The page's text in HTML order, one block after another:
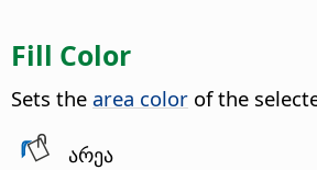
Fill Color
Sets the area color of the
არეა